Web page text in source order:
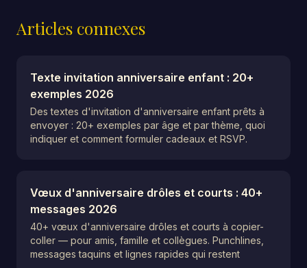
Articles connexes
Texte invitation anniversaire enfant : 20+
exemples 2026
Des textes d'invitation d'anniversaire enfant prêts à
envoyer : 20+ exemples par âge et par thème, quoi
indiquer et comment formuler cadeaux et RSVP.
Vœux d'anniversaire drôles et courts : 40+
messages 2026
40+ vœux d'anniversaire drôles et courts à copier-
coller — pour amis, famille et collègues. Punchlines,
messages taquins et lignes rapides qui restent